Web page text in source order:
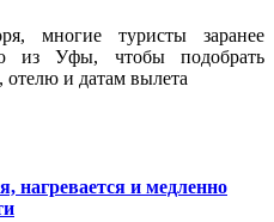
многие туристы заранее
из Уфы, чтобы подобрать
и датам вылета
нагревается и медленно